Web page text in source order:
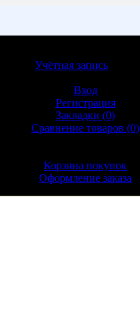
Учётная запись
Вход
Регистрация
Закладки (0)
Сравнение товаров (0)
Корзина покупок
Оформление заказа